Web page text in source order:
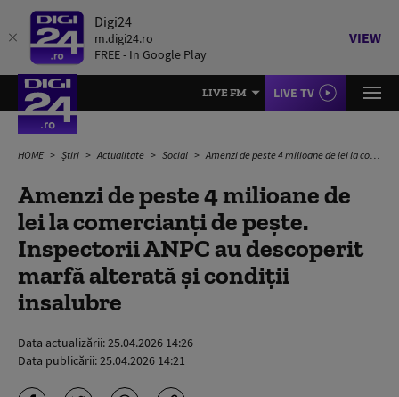
Digi24
m.digi24.ro
FREE - In Google Play
VIEW
LIVE FM LIVE TV
HOME Știri Actualitate Social Amenzi de peste 4 milioane de lei la comercianți de pește. Inspectorii ANPC au descoperit marfă alterată și condiții insalubre
Amenzi de peste 4 milioane de
lei la comercianți de pește.
Inspectorii ANPC au descoperit
marfă alterată și condiții
insalubre
Data actualizării:25.04.2026 14:26
Data publicării:25.04.2026 14:21